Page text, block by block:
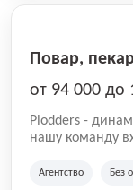
Повар,
от 94 000 до
Plodders -
нашу команду
на рынке
Агентство Без